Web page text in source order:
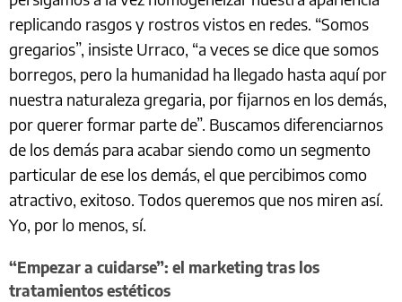
replicando rasgos y rostros vistos en redes. “Somos
gregarios”, insiste Urraco, “a veces se dice que somos
borregos, pero la humanidad ha llegado hasta aquí por
nuestra naturaleza gregaria, por fijarnos en los demás,
por querer formar parte de”. Buscamos diferenciarnos
de los demás para acabar siendo como un segmento
particular de ese los demás, el que percibimos como
atractivo, exitoso. Todos queremos que nos miren así.
Yo, por lo menos, sí.
“Empezar a cuidarse”: el marketing tras los
tratamientos estéticos